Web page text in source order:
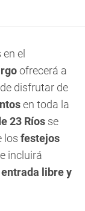
el
ofrecerá a
disfrutar de
en toda la
23 Ríos se
los festejos
incluirá
entrada libre y